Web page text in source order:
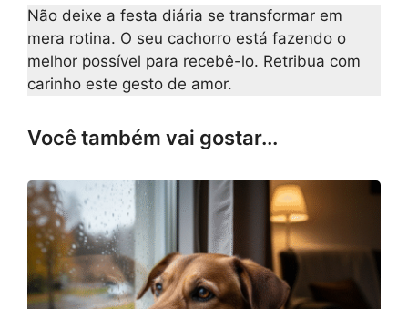
Não deixe a festa diária se transformar em
mera rotina. O seu cachorro está fazendo o
melhor possível para recebê-lo. Retribua com
carinho este gesto de amor.
Você também vai gostar...